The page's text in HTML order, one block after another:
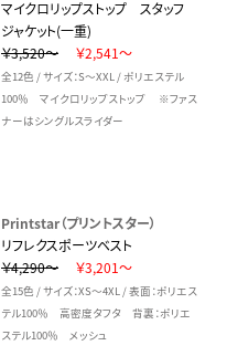
マイクロリップストップ スタッフ
ジャケット(一重)
￥3,520～
￥2,541～
全12色 / サイズ：S～XXL / ポリエステル
100％ マイクロリップストップ ※ファス
ナーはシングルスライダー
Printstar（プリントスター）
リフレクスポーツベスト
￥4,290～
￥3,201～
全15色 / サイズ：XS～4XL / 表面：ポリエス
テル100％ 高密度タフタ 背裏：ポリエ
ステル100％ メッシュ